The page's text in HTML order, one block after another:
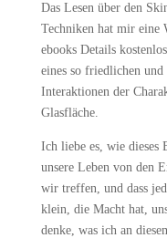
Das Lesen über den
Techniken hat mir eine
ebooks Details
eines so friedlichen
Interaktionen der
Glasfläche.
Ich liebe es, wie dieses
unsere Leben von den
wir treffen, und dass
klein, die Macht hat,
denke, was ich an